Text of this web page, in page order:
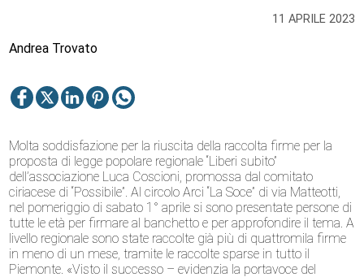
11 APRILE 2023
Andrea Trovato
Molta soddisfazione per la riuscita della raccolta firme per la
proposta di legge popolare regionale “Liberi subito”
dell’associazione Luca Coscioni, promossa dal comitato
ciriacese di “Possibile”. Al circolo Arci “La Soce” di via Matteotti,
nel pomeriggio di sabato 1° aprile si sono presentate persone di
tutte le età per firmare al banchetto e per approfondire il tema. A
livello regionale sono state raccolte già più di quattromila firme
in meno di un mese, tramite le raccolte sparse in tutto il
Piemonte. «Visto il successo – evidenzia la portavoce del